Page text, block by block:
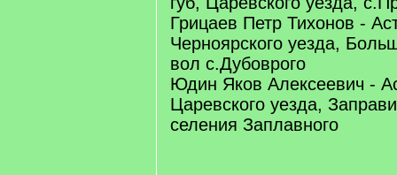
Грицаев Петр Тихонов -
Черноярского уезда,
вол с.Дубоврого
Юдин Яков Алексеевич -
Царевского уезда,
селения Заплавного